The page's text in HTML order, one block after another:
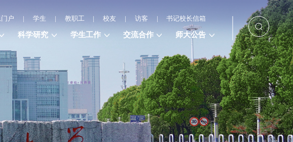
户 | 学生 | 教职工 | 校友 | 访客 | 书记校长信箱
科学研究 学生工作 交流合作 师大公告